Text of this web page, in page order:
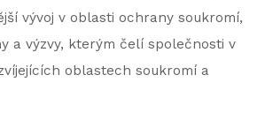
vývoj v oblasti ochrany soukromí,
a výzvy, kterým čelí společnosti v
oblastech soukromí a